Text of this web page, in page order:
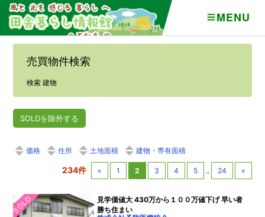
MENU
売買物件検索
検索 建物
SOLDを除外する
価格 住所 土地面積 建物・専有面積
234件 « 1 2 3 4 5 .. 24 »
SOLD
見学価値大 430万から１００万値下げ 早い者
勝ち住まい